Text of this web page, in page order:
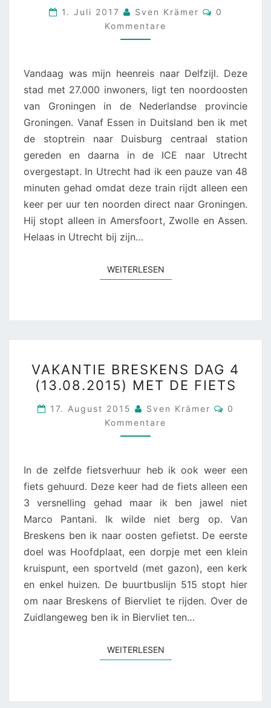
DELFZIJL
1. Juli 2017 Sven Krämer
0
Kommentare
Vandaag was mijn heenreis naar Delfzijl. Deze
stad met 27.000 inwoners, ligt ten noordoosten
van Groningen in de Nederlandse provincie
Groningen. Vanaf Essen in Duitsland ben ik met
de stoptrein naar Duisburg centraal station
gereden en daarna in de ICE naar Utrecht
overgestapt. In Utrecht had ik een pauze van 48
minuten gehad omdat deze train rijdt alleen een
keer per uur ten noorden direct naar Groningen.
Hij stopt alleen in Amersfoort, Zwolle en Assen.
Helaas in Utrecht bij zijn…
WEITERLESENWEITERLESEN
BRESKENS
DAG
4
(13.08.2015)
MET
FIETS
VAKANTIE BRESKENS DAG 4
(13.08.2015) MET DE FIETS
17. August 2015 Sven Krämer
0
Kommentare
In de zelfde fietsverhuur heb ik ook weer een
fiets gehuurd. Deze keer had de fiets alleen een
3 versnelling gehad maar ik ben jawel niet
Marco Pantani. Ik wilde niet berg op. Van
Breskens ben ik naar oosten gefietst. De eerste
doel was Hoofdplaat, een dorpje met een klein
kruispunt, een sportveld (met gazon), een kerk
en enkel huizen. De buurtbuslijn 515 stopt hier
om naar Breskens of Biervliet te rijden. Over de
Zuidlangeweg ben ik in Biervliet ten…
WEITERLESENWEITERLESEN